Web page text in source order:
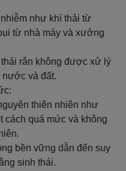
như khí thải từ
từ nhà máy và xưởng
rắn không được xử lý
nước và đất.
thiên nhiên như
cách quá mức và không
bền vững dẫn đến suy
sinh thái.